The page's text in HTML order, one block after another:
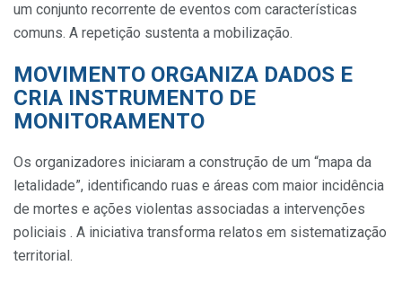
um conjunto recorrente de eventos com características
comuns. A repetição sustenta a mobilização.
MOVIMENTO ORGANIZA DADOS E
CRIA INSTRUMENTO DE
MONITORAMENTO
Os organizadores iniciaram a construção de um “mapa da
letalidade”, identificando ruas e áreas com maior incidência
de mortes e ações violentas associadas a intervenções
policiais . A iniciativa transforma relatos em sistematização
territorial.